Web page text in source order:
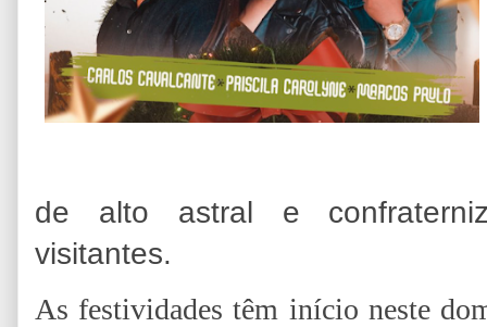
de alto astral e
visitantes.
As festividades têm início neste